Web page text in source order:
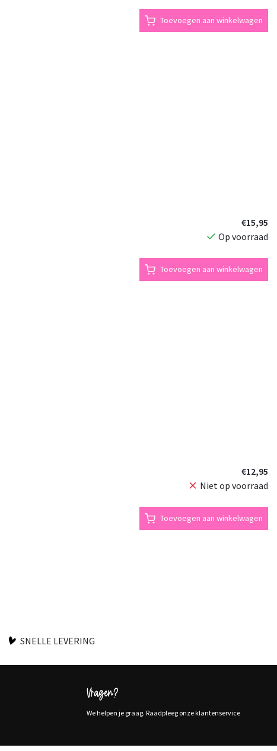
Toevoegen aan winkelwagen
€15,95
Op voorraad
Toevoegen aan winkelwagen
€12,95
Niet op voorraad
Toevoegen aan winkelwagen
SNELLE LEVERING
Vragen?
We helpen je graag. Raadpleeg onze klantenservice